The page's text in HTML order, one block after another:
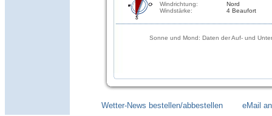
Windrichtung:
Windstärke:
Nord
4 Beaufort
Sonne und Mond: Daten der Auf- und
Wetter-News bestellen/abbestellen eMail